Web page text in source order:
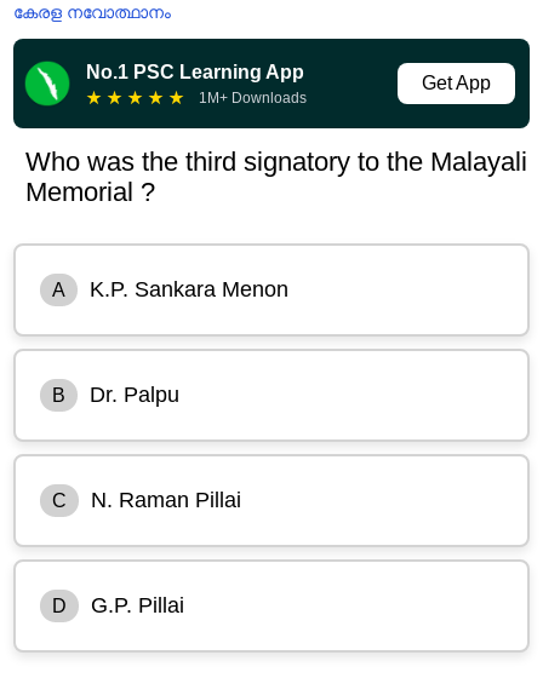
കേരള നവോത്ഥാനം
No.1 PSC Learning App
★ ★ ★ ★ ★ 1M+ Downloads
Get App
Who was the third signatory to the Malayali
Memorial ?
A K.P. Sankara Menon
B Dr. Palpu
C N. Raman Pillai
D G.P. Pillai